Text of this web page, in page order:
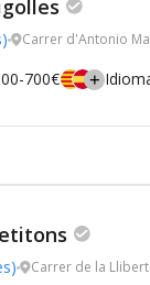
Carrer d'Antonio
700€
Carrer de la